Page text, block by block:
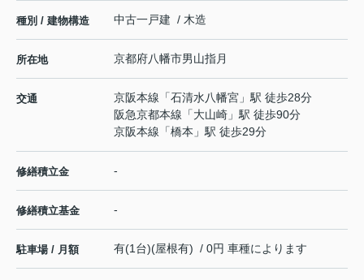
種別 / 建物構造 中古一戸建 / 木造
所在地 京都府八幡市男山指月
交通 京阪本線 「石清水八幡宮 」駅 徒歩28分
阪急京都本線 「大山崎 」駅 徒歩90分
京阪本線 「橋本 」駅 徒歩29分
修繕積立金 -
修繕積立基金 -
駐車場 / 月額 有(1台)(屋根有) / 0円 車種によります